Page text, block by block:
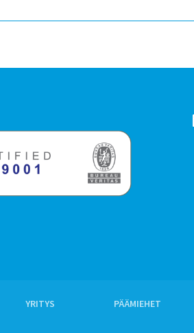
YRITYS PÄÄMIEHET